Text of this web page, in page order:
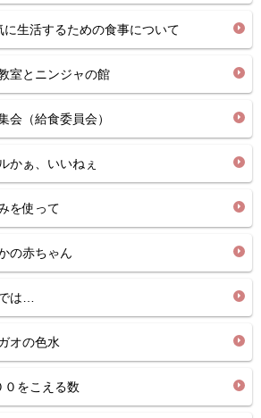
生活するための食事について
室とニンジャの館
（給食委員会）
ぁ、いいねぇ
を使って
の赤ちゃん
は…
オの色水
をこえる数